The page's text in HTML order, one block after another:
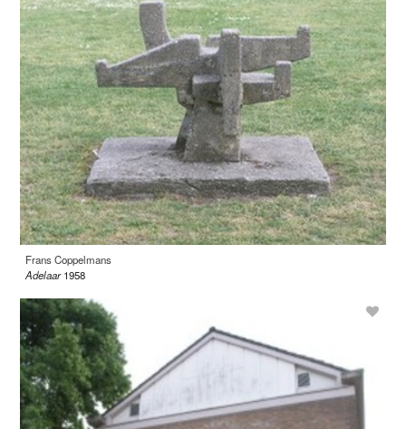
Frans Coppelmans
Adelaar 1958